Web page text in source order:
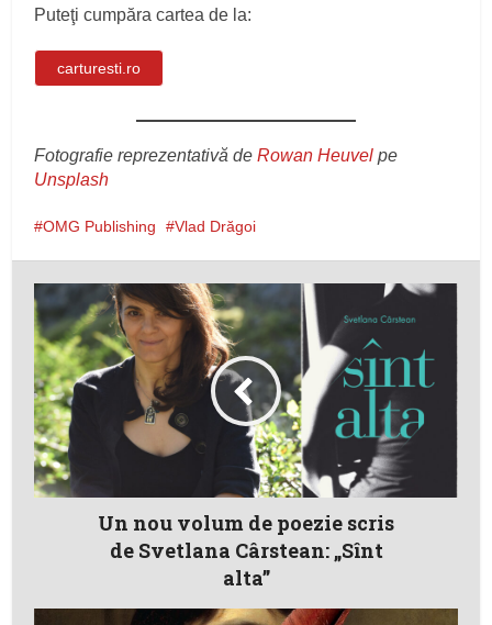
Puteţi cumpăra cartea de la:
carturesti.ro
Fotografie reprezentativă deRowan Heuvel pe
Unsplash
OMG Publishing Vlad Drăgoi
Un nou volum de poezie scris
de Svetlana Cârstean: „Sînt
alta”